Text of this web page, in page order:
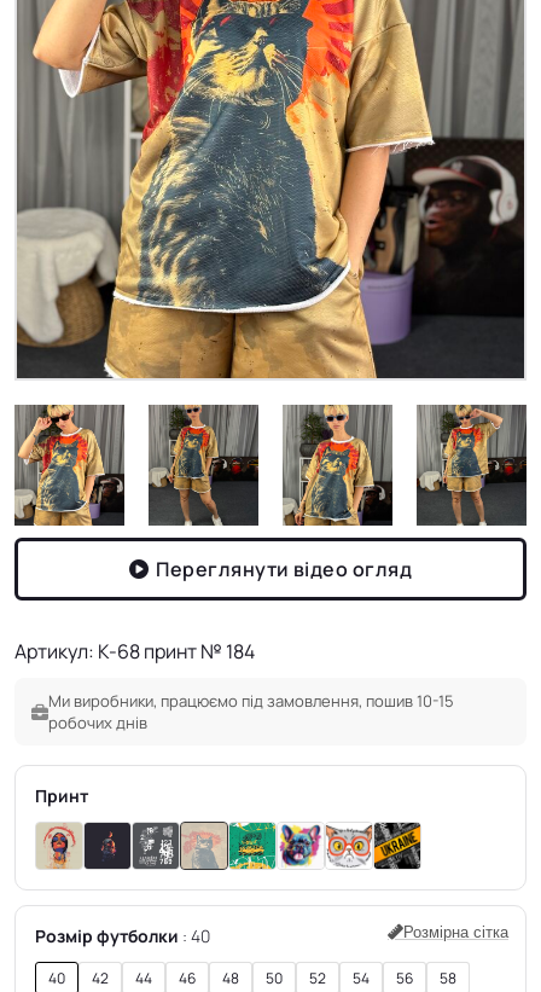
Переглянути відео огляд
Артикул: K-68 принт № 184
Ми виробники, працюємо під замовлення, пошив 10-15
робочих днів
Принт
Розмір футболки 40 Розмірна сітка
40 42 44 46 48 50 52 54 56
58